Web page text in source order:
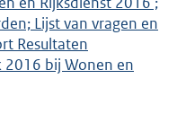
Lijst van vragen en
Resultaten
bij Wonen en